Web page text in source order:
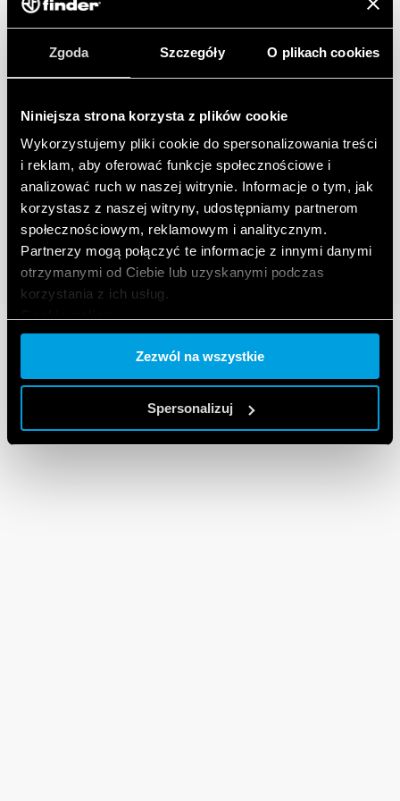
Zgoda Szczegóły O plikach cookies
Niniejsza strona korzysta z plików cookie
Wykorzystujemy pliki cookie do spersonalizowania treści
i reklam, aby oferować funkcje społecznościowe i
analizować ruch w naszej witrynie. Informacje o tym, jak
korzystasz z naszej witryny, udostępniamy partnerom
społecznościowym, reklamowym i analitycznym.
Partnerzy mogą połączyć te informacje z innymi danymi
otrzymanymi od Ciebie lub uzyskanymi podczas
korzystania z ich usług.
Zezwól na wszystkie
Spersonalizuj